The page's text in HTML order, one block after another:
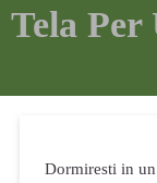
Tela Per
Dormiresti in un